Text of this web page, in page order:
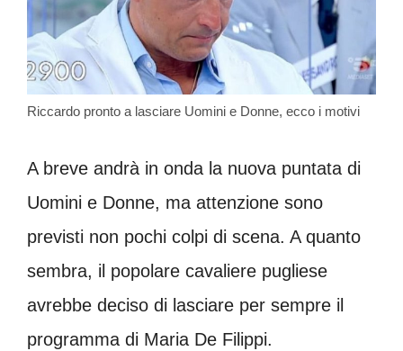
Riccardo pronto a lasciare Uomini e Donne, ecco i motivi
A breve andrà in onda la nuova puntata di
Uomini e Donne, ma attenzione sono
previsti non pochi colpi di scena. A quanto
sembra, il popolare cavaliere pugliese
avrebbe deciso di lasciare per sempre il
programma di Maria De Filippi.